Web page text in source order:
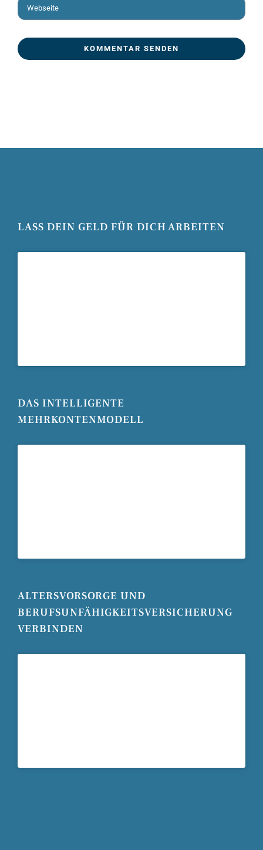
LASS DEIN GELD FÜR DICH ARBEITEN
DAS INTELLIGENTE
MEHRKONTENMODELL
ALTERSVORSORGE UND
BERUFSUNFÄHIGKEITSVERSICHERUNG
VERBINDEN